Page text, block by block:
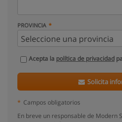
PROVINCIA
Acepta la política de privacidad
Solicita
* Campos obligatorios
En breve un responsable de Modern